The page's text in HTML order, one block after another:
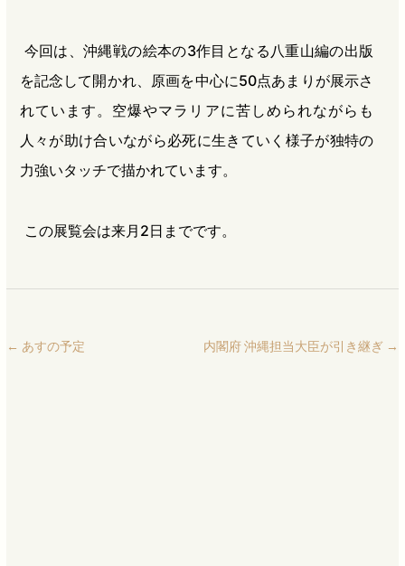
今回は、沖縄戦の絵本の3作目となる八重山編の出版
を記念して開かれ、原画を中心に50点あまりが展示さ
れています。空爆やマラリアに苦しめられながらも
人々が助け合いながら必死に生きていく様子が独特の
力強いタッチで描かれています。
この展覧会は来月2日までです。
← あすの予定 内閣府 沖縄担当大臣が引き継ぎ →